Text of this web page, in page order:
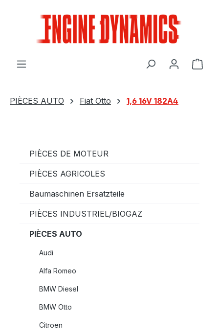
Le
PIÈCES AUTO Fiat Otto 1,6 16V 182A4
PIÈCES DE MOTEUR
PIÈCES AGRICOLES
Baumaschinen Ersatzteile
PIÈCES INDUSTRIEL/BIOGAZ
PIÈCES AUTO
Audi
Alfa Romeo
BMW Diesel
BMW Otto
Citroen